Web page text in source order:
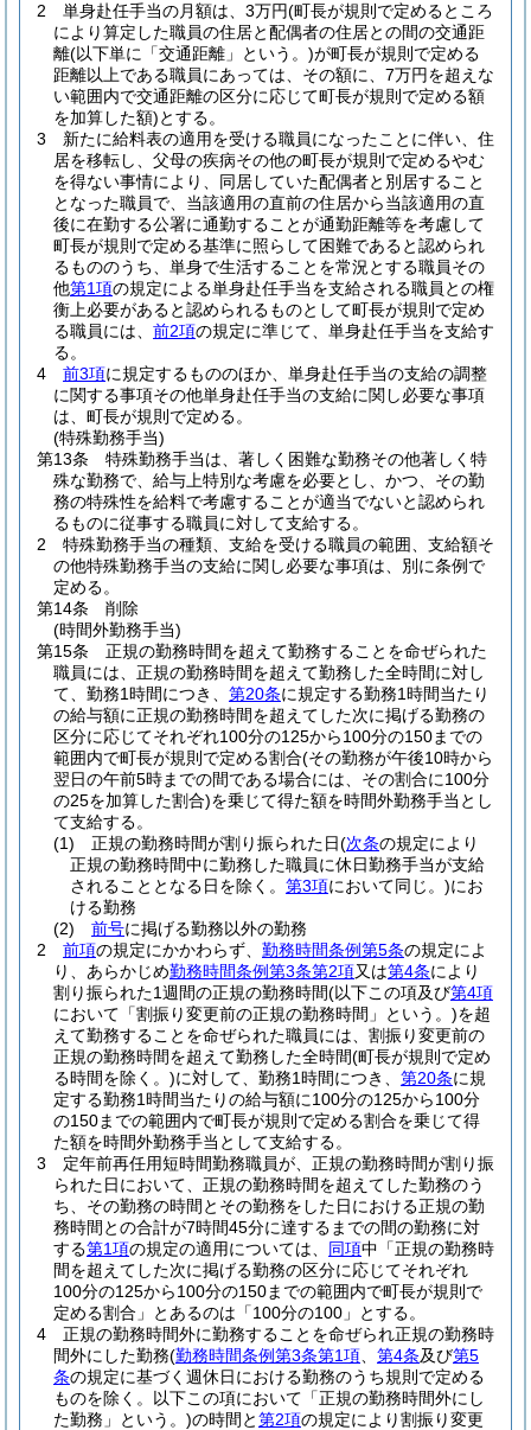
2
単身赴任手当の月額は、3万円(町長が規則で定めるところ
により算定した職員の住居と配偶者の住居との間の交通距
離(以下単に「交通距離」という。)が町長が規則で定める
距離以上である職員にあっては、その額に、7万円を超えな
い範囲内で交通距離の区分に応じて町長が規則で定める額
を加算した額)とする。
3
新たに給料表の適用を受ける職員になったことに伴い、住
居を移転し、父母の疾病その他の町長が規則で定めるやむ
を得ない事情により、同居していた配偶者と別居すること
となった職員で、当該適用の直前の住居から当該適用の直
後に在勤する公署に通勤することが通勤距離等を考慮して
町長が規則で定める基準に照らして困難であると認められ
るもののうち、単身で生活することを常況とする職員その
他第1項の規定による単身赴任手当を支給される職員との権
衡上必要があると認められるものとして町長が規則で定め
る職員には、 前2項の規定に準じて、単身赴任手当を支給す
る。
4
前3項に規定するもののほか、単身赴任手当の支給の調整
に関する事項その他単身赴任手当の支給に関し必要な事項
は、町長が規則で定める。
(特殊勤務手当)
第13条
特殊勤務手当は、著しく困難な勤務その他著しく特
殊な勤務で、給与上特別な考慮を必要とし、かつ、その勤
務の特殊性を給料で考慮することが適当でないと認められ
るものに従事する職員に対して支給する。
2
特殊勤務手当の種類、支給を受ける職員の範囲、支給額そ
の他特殊勤務手当の支給に関し必要な事項は、別に条例で
定める。
第14条
削除
(時間外勤務手当)
第15条
正規の勤務時間を超えて勤務することを命ぜられた
職員には、正規の勤務時間を超えて勤務した全時間に対し
て、勤務1時間につき、 第20条に規定する勤務1時間当たり
の給与額に正規の勤務時間を超えてした次に掲げる勤務の
区分に応じてそれぞれ100分の125から100分の150までの
範囲内で町長が規則で定める割合(その勤務が午後10時から
翌日の午前5時までの間である場合には、その割合に100分
の25を加算した割合)を乗じて得た額を時間外勤務手当とし
て支給する。
(1)
正規の勤務時間が割り振られた日(次条の規定により
正規の勤務時間中に勤務した職員に休日勤務手当が支給
されることとなる日を除く。 第3項において同じ。)にお
ける勤務
(2)
前号に掲げる勤務以外の勤務
2
前項の規定にかかわらず、 勤務時間条例第5条の規定によ
り、あらかじめ勤務時間条例第3条第2項又は第4条により
割り振られた1週間の正規の勤務時間(以下この項及び第4項
において「割振り変更前の正規の勤務時間」という。)を超
えて勤務することを命ぜられた職員には、割振り変更前の
正規の勤務時間を超えて勤務した全時間(町長が規則で定め
る時間を除く。)に対して、勤務1時間につき、 第20条に規
定する勤務1時間当たりの給与額に100分の125から100分
の150までの範囲内で町長が規則で定める割合を乗じて得
た額を時間外勤務手当として支給する。
3
定年前再任用短時間勤務職員が、正規の勤務時間が割り振
られた日において、正規の勤務時間を超えてした勤務のう
ち、その勤務の時間とその勤務をした日における正規の勤
務時間との合計が7時間45分に達するまでの間の勤務に対
する第1項の規定の適用については、 同項中「正規の勤務時
間を超えてした次に掲げる勤務の区分に応じてそれぞれ
100分の125から100分の150までの範囲内で町長が規則で
定める割合」とあるのは「100分の100」とする。
4
正規の勤務時間外に勤務することを命ぜられ正規の勤務時
間外にした勤務(勤務時間条例第3条第1項 第4条及び第5
条の規定に基づく週休日における勤務のうち規則で定める
ものを除く。以下この項において「正規の勤務時間外にし
た勤務」という。)の時間と第2項の規定により割振り変更